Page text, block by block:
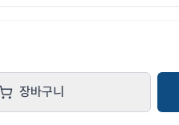
장바구니